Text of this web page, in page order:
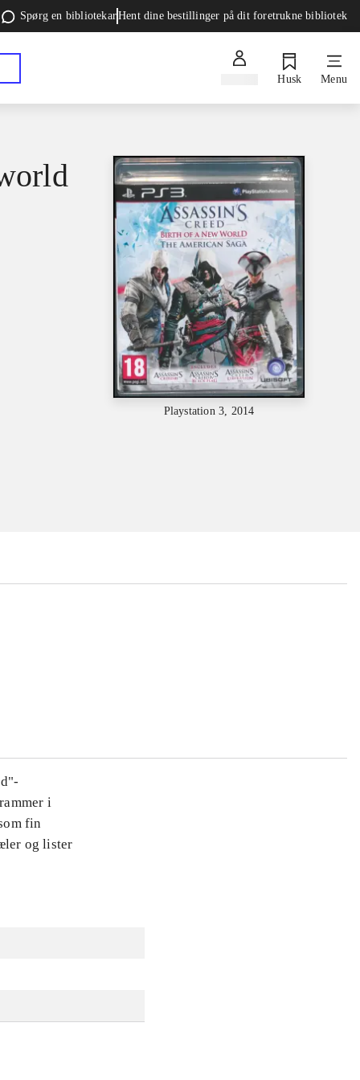
Spørg en bibliotekarHent dine bestillinger på dit foretrukne bibliotek
Husk Menu
Playstation 3, 2014
i
fin
og lister